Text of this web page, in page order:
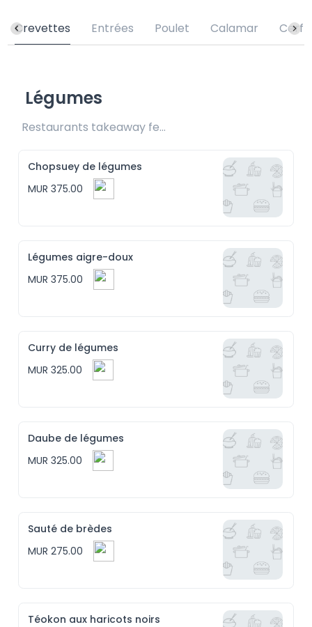
Crevettes Entrées Poulet Calamar Cerf
Légumes
Restaurants takeaway fee Rs25 included
Chopsuey de légumes
MUR 375.00
Légumes aigre-doux
MUR 375.00
Curry de légumes
MUR 325.00
Daube de légumes
MUR 325.00
Sauté de brèdes
MUR 275.00
Téokon aux haricots noirs